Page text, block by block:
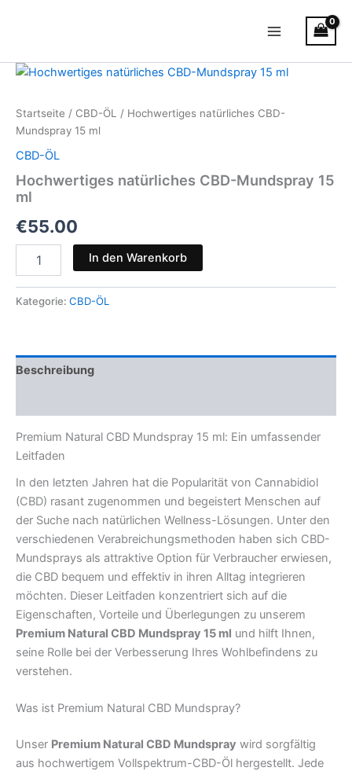
Menu
Startseite / CBD-ÖL
/ Hochwertiges natürliches CBD-
Mundspray 15 ml
CBD-ÖL
Hochwertiges natürliches CBD-Mundspray 15
ml
€55.00
Hochwertiges
Mundspray
15
ml
Menge
In den Warenkorb
Kategorie: CBD-ÖL
Beschreibung
Premium Natural CBD Mundspray 15 ml: Ein umfassender
Leitfaden
In den letzten Jahren hat die Popularität von Cannabidiol
(CBD) rasant zugenommen und begeistert Menschen auf
der Suche nach natürlichen Wellness-Lösungen. Unter den
verschiedenen Verabreichungsmethoden haben sich CBD-
Mundsprays als attraktive Option für Verbraucher erwiesen,
die CBD bequem und effektiv in ihren Alltag integrieren
möchten. Dieser Leitfaden konzentriert sich auf die
Eigenschaften, Vorteile und Überlegungen zu unserem
Premium Natural CBD Mundspray 15 ml und hilft Ihnen,
seine Rolle bei der Verbesserung Ihres Wohlbefindens zu
verstehen.
Was ist Premium Natural CBD Mundspray?
Unser Premium Natural CBD Mundspray wird sorgfältig
aus hochwertigem Vollspektrum-CBD-Öl hergestellt. Jede